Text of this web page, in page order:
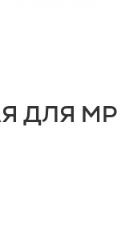
ДЛЯ MP